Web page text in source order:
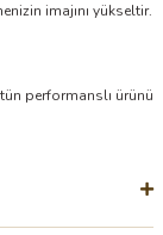
imajını yükseltir.
performanslı ürünü